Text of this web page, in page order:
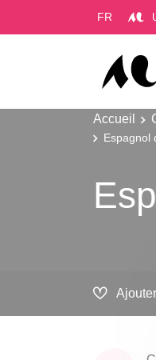
FR
Accueil
Espagnol